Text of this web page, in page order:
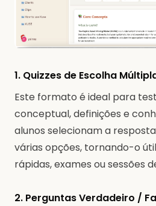
1. Quizzes de Escolha
Este formato é ideal para
conceptual, definições e
alunos selecionam a
várias opções, tornando-o
rápidas, exames ou sessões
2. Perguntas Verdadeiro /